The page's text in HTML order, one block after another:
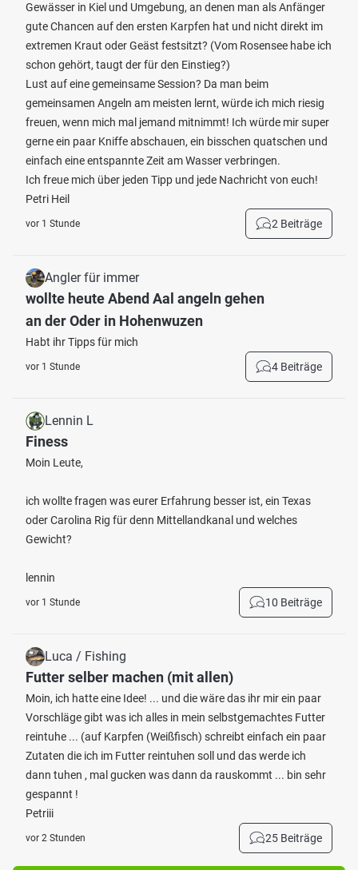
Gewässer in Kiel und Umgebung, an denen man als Anfänger
gute Chancen auf den ersten Karpfen hat und nicht direkt im
extremen Kraut oder Geäst festsitzt? (Vom Rosensee habe ich
schon gehört, taugt der für den Einstieg?)
Lust auf eine gemeinsame Session? Da man beim
gemeinsamen Angeln am meisten lernt, würde ich mich riesig
freuen, wenn mich mal jemand mitnimmt! Ich würde mir super
gerne ein paar Kniffe abschauen, ein bisschen quatschen und
einfach eine entspannte Zeit am Wasser verbringen.
Ich freue mich über jeden Tipp und jede Nachricht von euch!
Petri Heil
vor 1 Stunde 2 Beiträge
Angler für immer
wollte heute Abend Aal angeln gehen
an der Oder in Hohenwuzen
Habt ihr Tipps für mich
vor 1 Stunde 4 Beiträge
Lennin L
Finess
Moin Leute,
ich wollte fragen was eurer Erfahrung besser ist, ein Texas
oder Carolina Rig für denn Mittellandkanal und welches
Gewicht?
lennin
vor 1 Stunde 10 Beiträge
Luca / Fishing
Futter selber machen (mit allen)
Moin, ich hatte eine Idee! ... und die wäre das ihr mir ein paar
Vorschläge gibt was ich alles in mein selbstgemachtes Futter
reintuhe ... (auf Karpfen (Weißfisch) schreibt einfach ein paar
Zutaten die ich im Futter reintuhen soll und das werde ich
dann tuhen , mal gucken was dann da rauskommt ... bin sehr
gespannt !
Petriii
vor 2 Stunden 25 Beiträge